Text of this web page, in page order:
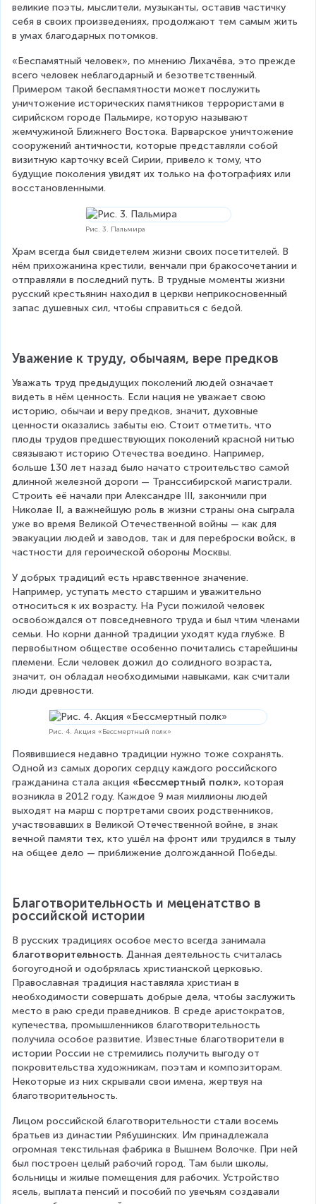
великие поэты, мыслители, музыканты, оставив частичку
себя в своих произведениях, продолжают тем самым жить
в умах благодарных потомков.
«Беспамятный человек», по мнению Лихачёва, это прежде
всего человек неблагодарный и безответственный.
Примером такой беспамятности может послужить
уничтожение исторических памятников террористами в
сирийском городе Пальмире, которую называют
жемчужиной Ближнего Востока. Варварское уничтожение
сооружений античности, которые представляли собой
визитную карточку всей Сирии, привело к тому, что
будущие поколения увидят их только на фотографиях или
восстановленными.
Рис. 3. Пальмира
Храм всегда был свидетелем жизни своих посетителей. В
нём прихожанина крестили, венчали при бракосочетании и
отправляли в последний путь. В трудные моменты жизни
русский крестьянин находил в церкви неприкосновенный
запас душевных сил, чтобы справиться с бедой.
Уважение к труду, обычаям, вере предков
Уважать труд предыдущих поколений людей означает
видеть в нём ценность. Если нация не уважает свою
историю, обычаи и веру предков, значит, духовные
ценности оказались забыты ею. Стоит отметить, что
плоды трудов предшествующих поколений красной нитью
связывают историю Отечества воедино. Например,
больше 130 лет назад было начато строительство самой
длинной железной дороги — Транссибирской магистрали.
Строить её начали при Александре III, закончили при
Николае II, а важнейшую роль в жизни страны она сыграла
уже во время Великой Отечественной войны — как для
эвакуации людей и заводов, так и для переброски войск, в
частности для героической обороны Москвы.
У добрых традиций есть нравственное значение.
Например, уступать место старшим и уважительно
относиться к их возрасту. На Руси пожилой человек
освобождался от повседневного труда и был чтим членами
семьи. Но корни данной традиции уходят куда глубже. В
первобытном обществе особенно почитались старейшины
племени. Если человек дожил до солидного возраста,
значит, он обладал необходимыми навыками, как считали
люди древности.
Рис. 4. Акция «Бессмертный полк»
Появившиеся недавно традиции нужно тоже сохранять.
Одной из самых дорогих сердцу каждого российского
гражданина стала акция «Бессмертный полк», которая
возникла в 2012 году. Каждое 9 мая миллионы людей
выходят на марш с портретами своих родственников,
участвовавших в Великой Отечественной войне, в знак
вечной памяти тех, кто ушёл на фронт или трудился в тылу
на общее дело — приближение долгожданной Победы.
Благотворительность и меценатство в
российской истории
В русских традициях особое место всегда занимала
благотворительность. Данная деятельность считалась
богоугодной и одобрялась христианской церковью.
Православная традиция наставляла христиан в
необходимости совершать добрые дела, чтобы заслужить
место в раю среди праведников. В среде аристократов,
купечества, промышленников благотворительность
получила особое развитие. Известные благотворители в
истории России не стремились получить выгоду от
покровительства художникам, поэтам и композиторам.
Некоторые из них скрывали свои имена, жертвуя на
благотворительность.
Лицом российской благотворительности стали восемь
братьев из династии Рябушинских. Им принадлежала
огромная текстильная фабрика в Вышнем Волочке. При ней
был построен целый рабочий город. Там были школы,
больницы и жилые помещения для рабочих. Устройство
ясель, выплата пенсий и пособий по увечьям создавали